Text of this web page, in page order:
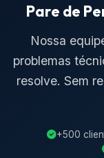
Pare de
Nossa
problemas
resolve. Sem
+500